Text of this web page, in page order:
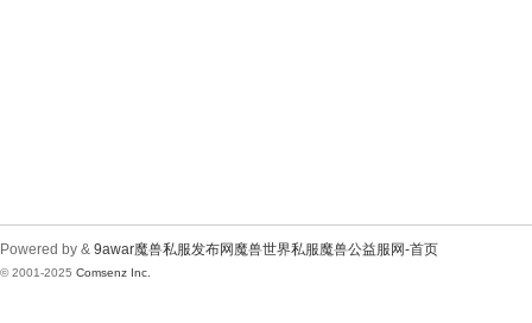
Powered by & 9awar魔兽私服发布网魔兽世界私服魔兽公益服网-首页
© 2001-2025 Comsenz Inc.